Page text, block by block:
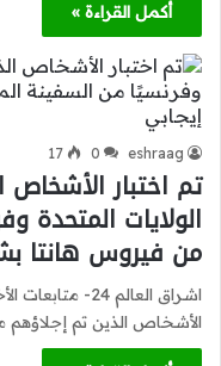
أكمل القراءة »
eshraag
0
17
تم اختبار
الولايات المتحدة
من فيروس هانتا
اشراق العالم
الأشخاص الذين تم إجلاؤهم